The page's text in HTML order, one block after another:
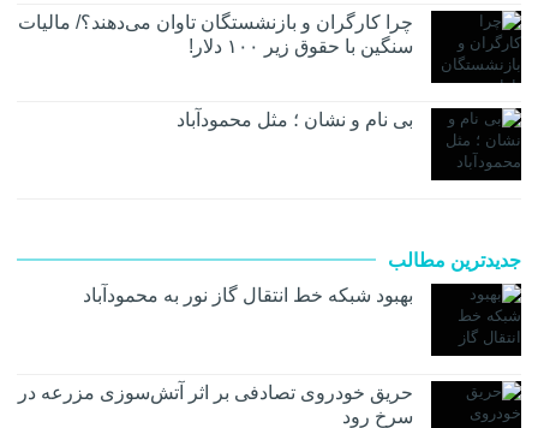
چرا کارگران و بازنشستگان تاوان می‌دهند؟/ مالیات
سنگین با حقوق زیر ۱۰۰ دلار!
بی نام و نشان ؛ مثل محمودآباد
جدیدترین مطالب
بهبود شبکه خط انتقال گاز نور به محمودآباد
حریق خودروی تصادفی بر اثر آتش‌سوزی مزرعه در
سرخ رود